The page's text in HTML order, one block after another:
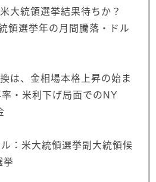
米大統領選挙結果待ちか？
領選挙年の月間騰落・ドル
は、金相場本格上昇の始ま
・米利下げ局面でのNY
：米大統領選挙副大統領候
挙